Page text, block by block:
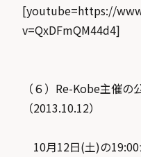
[youtube=https://
v=QxDFmQM44d4]
（６）Re-Kobe主催
（2013.10.12）
10月12日(土)の